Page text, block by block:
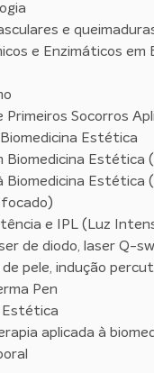
e
e Enzimáticos
Primeiros Socorros
Estética
Biomedicina
Biomedicina Estética
e IPL (Luz
de diodo, laser Q-
pele, indução
Pen
Estética
aplicada à